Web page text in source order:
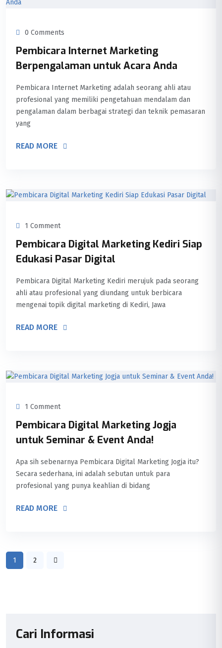
0 Comments
Pembicara Internet Marketing
Berpengalaman untuk Acara Anda
Pembicara Internet Marketing adalah seorang ahli atau
profesional yang memiliki pengetahuan mendalam dan
pengalaman dalam berbagai strategi dan teknik pemasaran
yang
READ MORE
1 Comment
Pembicara Digital Marketing Kediri Siap
Edukasi Pasar Digital
Pembicara Digital Marketing Kediri merujuk pada seorang
ahli atau profesional yang diundang untuk berbicara
mengenai topik digital marketing di Kediri, Jawa
READ MORE
1 Comment
Pembicara Digital Marketing Jogja
untuk Seminar & Event Anda!
Apa sih sebenarnya Pembicara Digital Marketing Jogja itu?
Secara sederhana, ini adalah sebutan untuk para
profesional yang punya keahlian di bidang
READ MORE
1 2
Cari Informasi